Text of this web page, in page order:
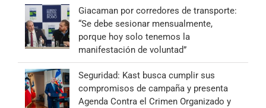
Giacaman por corredores de transporte:
“Se debe sesionar mensualmente,
porque hoy solo tenemos la
manifestación de voluntad”
Seguridad: Kast busca cumplir sus
compromisos de campaña y presenta
Agenda Contra el Crimen Organizado y